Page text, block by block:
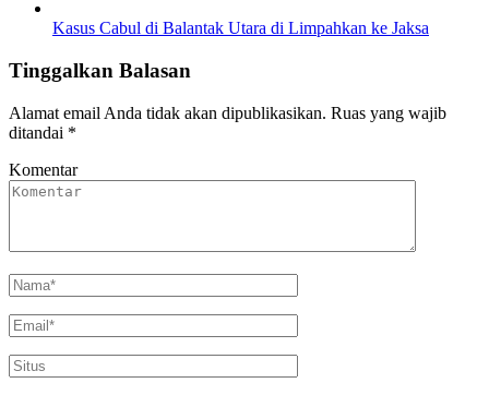
Kasus Cabul di Balantak Utara di Limpahkan ke Jaksa
Tinggalkan Balasan
Alamat email Anda tidak akan dipublikasikan. Ruas yang wajib
ditandai *
Komentar